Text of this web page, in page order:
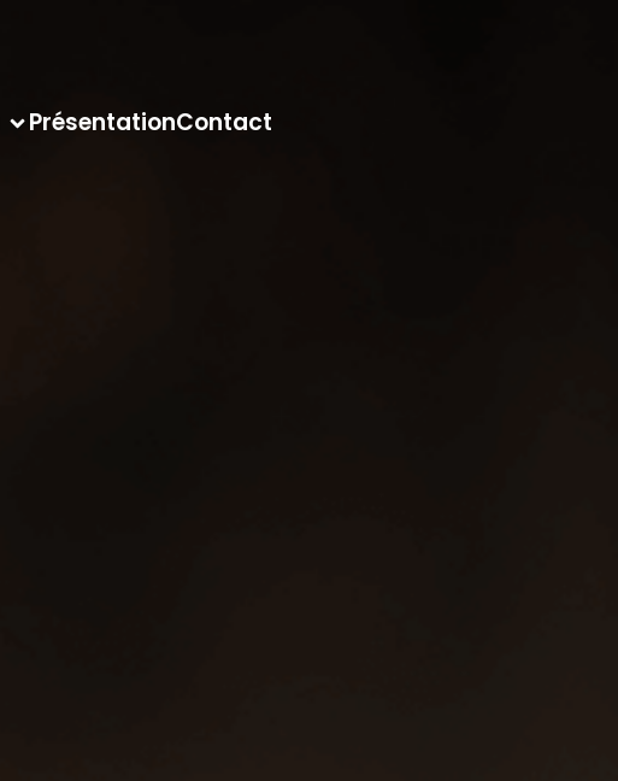
PrésentationContact